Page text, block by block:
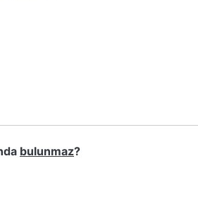
bulunmaz?